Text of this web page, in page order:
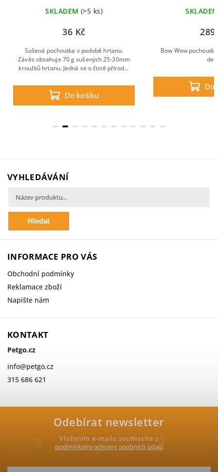
SKLADEM (>5 ks)
36 Kč
Do košíku
Sušená pochoutka v podobě hrtanu.
Závěs obsahuje 70 g sušených 25-30mm
kroužků hrtanu. Jedná se o čistě přírodní
289
Do
Bow Wow
Odebírat newsletter
Vložením e-mailu souhlasíte s
podmínkami ochrany osobních údajů
VYHLEDÁVÁNÍ
Hledat
INFORMACE PRO VÁS
Obchodní podmínky
Reklamace zboží
Napište nám
KONTAKT
Petgo.cz
info@petgo.cz
315 686 621